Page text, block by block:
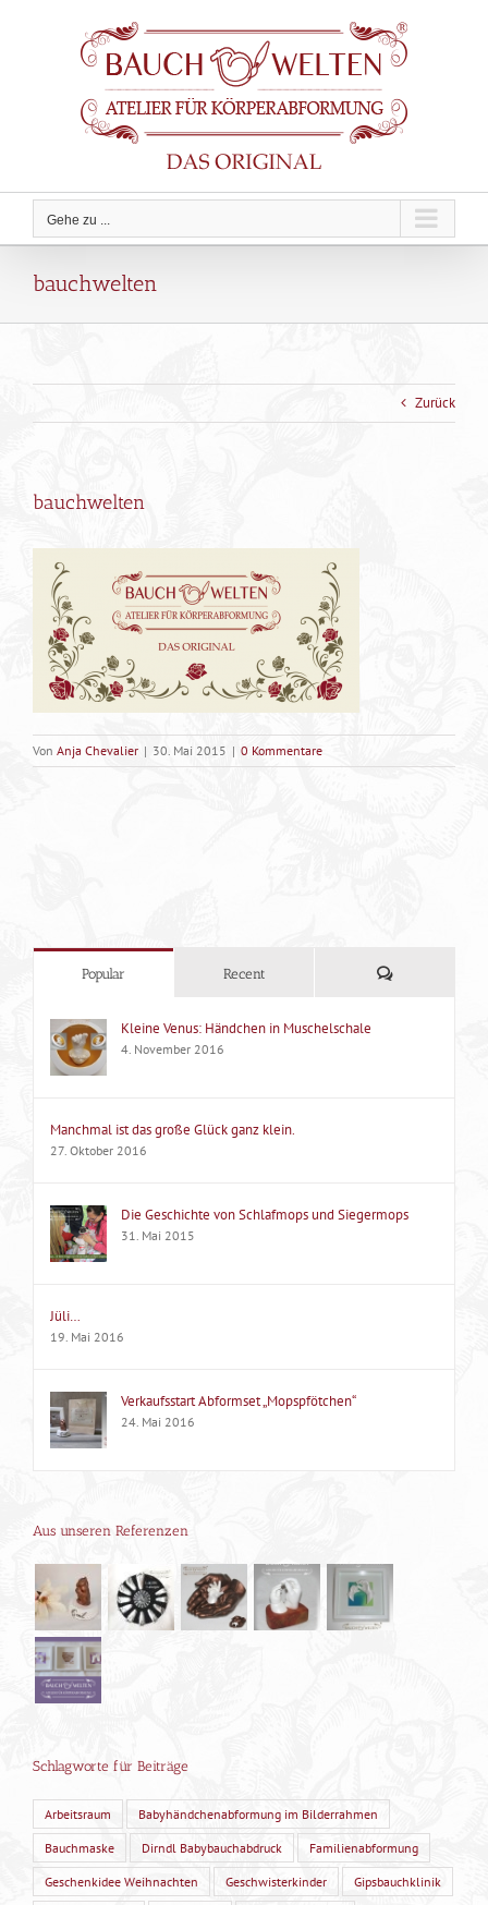
Gehe zu ...
bauchwelten
Zurück
bauchwelten
Von Anja Chevalier | 30. Mai 2015 | 0 Kommentare
Popular Recent Kommentare
Kleine Venus: Händchen in Muschelschale
4. November 2016
Manchmal ist das große Glück ganz klein.
27. Oktober 2016
Die Geschichte von Schlafmops und Siegermops
31. Mai 2015
Jüli…
19. Mai 2016
Verkaufsstart Abformset „Mopspfötchen“
24. Mai 2016
Aus unseren Referenzen
Schlagworte für Beiträge
Arbeitsraum Babyhändchenabformung im Bilderrahmen
Bauchmaske Dirndl Babybauchabdruck Familienabformung
Geschenkidee Weihnachten Geschwisterkinder Gipsbauchklinik